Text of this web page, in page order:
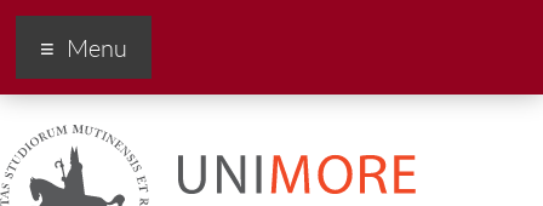
FocusUnimore
Menu